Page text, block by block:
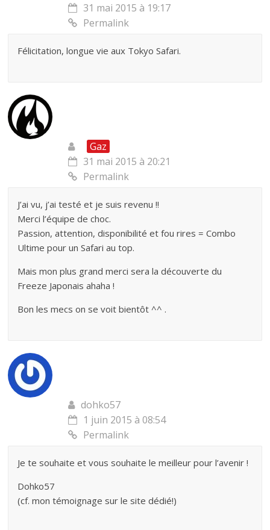
31 mai 2015 à 19:17
Permalink
Félicitation, longue vie aux Tokyo Safari.
Gaz
31 mai 2015 à 20:21
Permalink
J’ai vu, j’ai testé et je suis revenu !!
Merci l’équipe de choc.
Passion, attention, disponibilité et fou rires = Combo
Ultime pour un Safari au top.
Mais mon plus grand merci sera la découverte du
Freeze Japonais ahaha !
Bon les mecs on se voit bientôt ^^ .
dohko57
1 juin 2015 à 08:54
Permalink
Je te souhaite et vous souhaite le meilleur pour l’avenir !
Dohko57
(cf. mon témoignage sur le site dédié!)